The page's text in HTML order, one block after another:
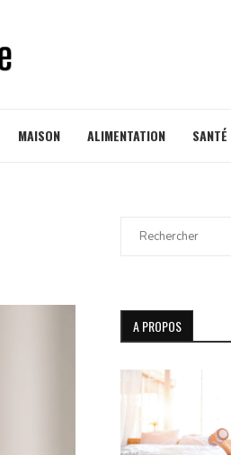
MAISON ALIMENTATION
A PROPOS